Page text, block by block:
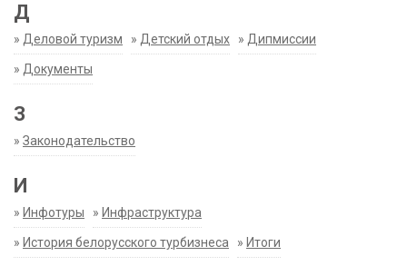
Д
» Деловой туризм » Детский отдых » Дипмиссии
» Документы
З
» Законодательство
И
» Инфотуры » Инфраструктура
» История белорусского турбизнеса » Итоги